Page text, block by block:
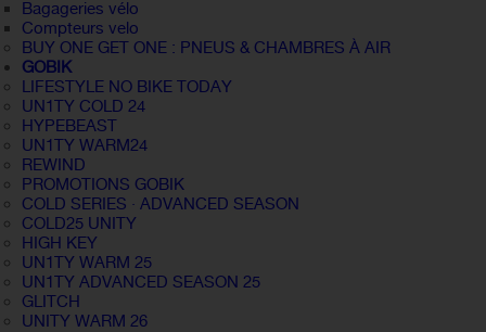
Bagageries vélo
Compteurs velo
BUY ONE GET ONE : PNEUS & CHAMBRES À AIR
GOBIK
LIFESTYLE NO BIKE TODAY
UN1TY COLD 24
HYPEBEAST
UN1TY WARM24
REWIND
PROMOTIONS GOBIK
COLD SERIES · ADVANCED SEASON
COLD25 UNITY
HIGH KEY
UN1TY WARM 25
UN1TY ADVANCED SEASON 25
GLITCH
UNITY WARM 26